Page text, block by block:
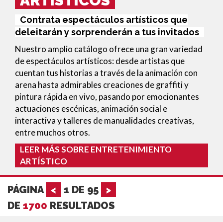
Contrata espectáculos artísticos que
deleitarán y sorprenderán a tus invitados
Nuestro amplio catálogo ofrece una gran variedad
de espectáculos artísticos: desde artistas que
cuentan tus historias a través de la animación con
arena hasta admirables creaciones de graffiti y
pintura rápida en vivo, pasando por emocionantes
actuaciones escénicas, animación social e
interactiva y talleres de manualidades creativas,
entre muchos otros.
LEER MÁS SOBRE ENTRETENIMIENTO
ARTÍSTICO
PÁGINA < 1 DE 95
>
DE 1700 RESULTADOS